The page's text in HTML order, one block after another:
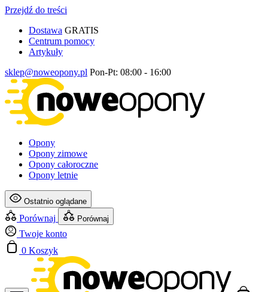
Przejdź do treści
Dostawa GRATIS
Centrum pomocy
Artykuły
sklep@noweopony.pl Pon-Pt: 08:00 - 16:00
Opony
Opony zimowe
Opony całoroczne
Opony letnie
Ostatnio oglądane
Porównaj Porównaj
Twoje konto
0 Koszyk